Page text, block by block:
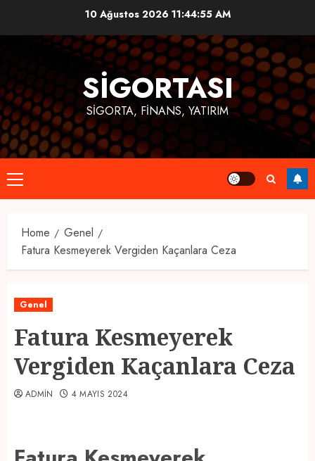
10 Ağustos 2026 11:44:56 AM
SIGORTASI
SIGORTA, FINANS, YATIRIM
Primary
Menu
Home
Genel
Fatura Kesmeyerek Vergiden Kaçanlara Ceza
Genel
Fatura Kesmeyerek
Vergiden Kaçanlara Ceza
ADMIN 4 MAYIS 2024